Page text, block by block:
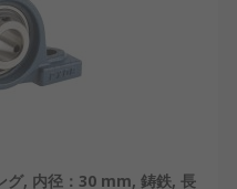
グ, 内径：30 mm, 鋳鉄, 長